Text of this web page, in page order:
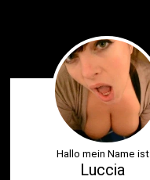
Hallo mein Name ist
Luccia